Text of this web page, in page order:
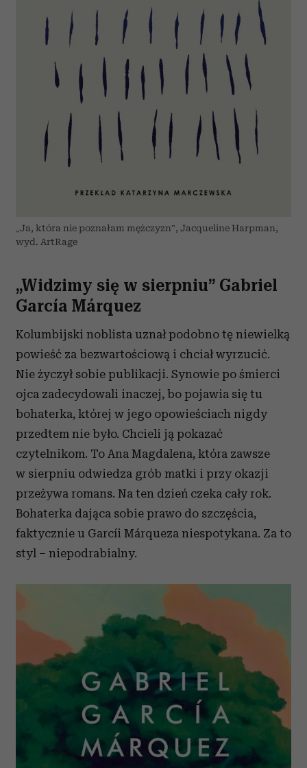
„Ja, która nie poznałam mężczyzn”, Jacqueline Harpman,
wyd. ArtRage
„Widzimy się w sierpniu” Gabriel
García Márquez
Kolumbijski noblista uznał podobno tę niewielką
powieść za bezwartościową i chciał wyrzucić.
Nie życzył sobie publikacji. Synowie po śmierci
ojca zadecydowali inaczej, bo pojawia się tu
bohaterka, której w jego opowieściach nigdy
przedtem nie było. Chcieli ją pokazać
czytelnikom. To Ana Magdalena, która zawsze
w sierpniu odwiedza grób matki i przy okazji
przeżywa romans. Na ten dzień czeka cały rok.
Bohaterka dająca sobie prawo do szczęścia,
faktycznie u Garcíi Márqueza niespotykana. Za to
styl – niepodrabialny.